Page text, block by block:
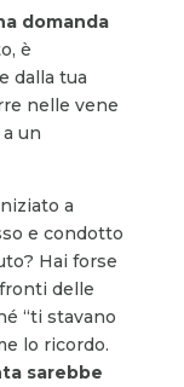
domanda
è
dalla tua
nelle vene
un
a
e condotto
Hai forse
delle
“ti stavano
lo ricordo.
sarebbe